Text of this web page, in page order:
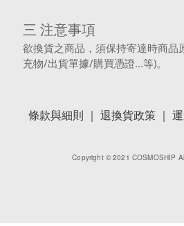
三 注意事項
欲換貨之商品，須保持寄達時商
充物/出貨單據/購買憑證...等)。
條款與細則 ｜ 退換貨政策 ｜
Copyright © 2021 COSMOSHIP